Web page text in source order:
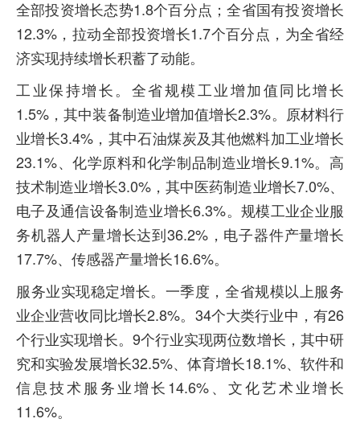
全部投资增长态势1.8个百分点；全省国有投资增长
12.3%，拉动全部投资增长1.7个百分点，为全省经
济实现持续增长积蓄了动能。
工业保持增长。全省规模工业增加值同比增长
1.5%，其中装备制造业增加值增长2.3%。原材料行
业增长3.4%，其中石油煤炭及其他燃料加工业增长
23.1%、化学原料和化学制品制造业增长9.1%。高
技术制造业增长3.0%，其中医药制造业增长7.0%、
电子及通信设备制造业增长6.3%。规模工业企业服
务机器人产量增长达到36.2%，电子器件产量增长
17.7%、传感器产量增长16.6%。
服务业实现稳定增长。一季度，全省规模以上服务
业企业营收同比增长2.8%。34个大类行业中，有26
个行业实现增长。9个行业实现两位数增长，其中研
究和实验发展增长32.5%、体育增长18.1%、软件和
信息技术服务业增长14.6%、文化艺术业增长
11.6%。